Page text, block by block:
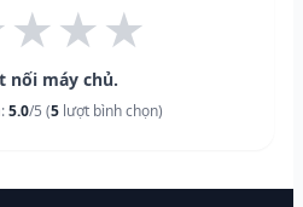
★★★
nối máy chủ.
5.0/5 (5lượt bình chọn)